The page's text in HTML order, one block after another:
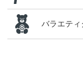
バラエティ